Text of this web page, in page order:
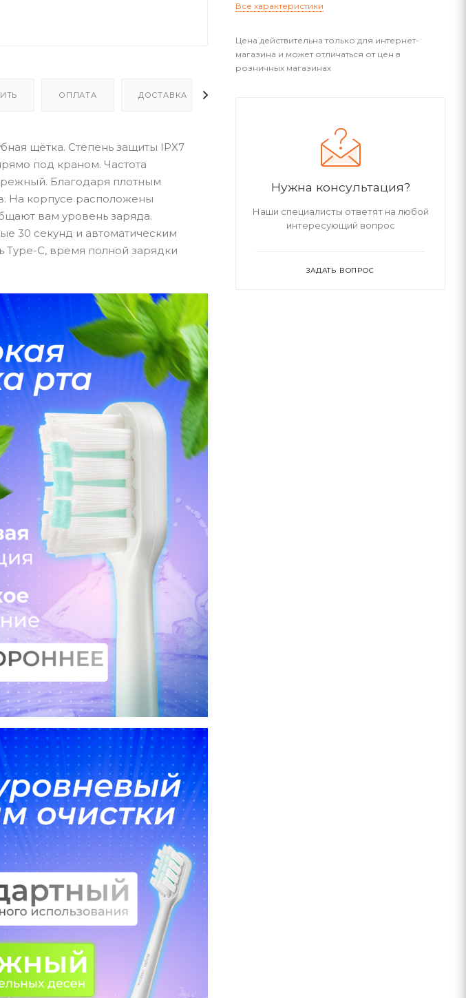
ОПЛАТА ДОСТАВКА
щётка. Степень защиты IPX7
под краном. Частота
Благодаря плотным
На корпусе расположены
вам уровень заряда.
30 секунд и автоматическим
Type-C, время полной зарядки
Все характеристики
Цена действительна только для интернет-
магазина и может отличаться от цен в
розничных магазинах
Нужна консультация?
Наши специалисты ответят на любой
интересующий вопрос
ЗАДАТЬ ВОПРОС